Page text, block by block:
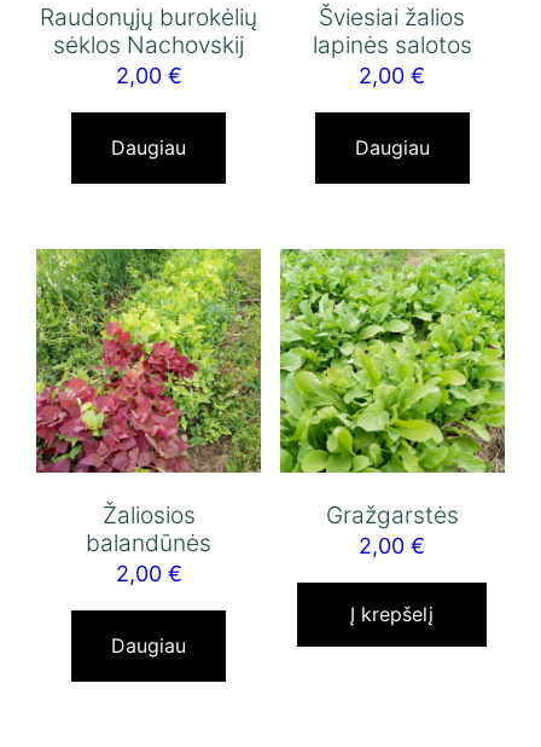
Raudonųjų burokėlių
sėklos Nachovskij
2,00 €
Daugiau
Šviesiai žalios
lapinės salotos
2,00€
Daugiau
Žaliosios
balandūnės
2,00 €
Daugiau
Gražgarstės
2,00€
Į krepšelį